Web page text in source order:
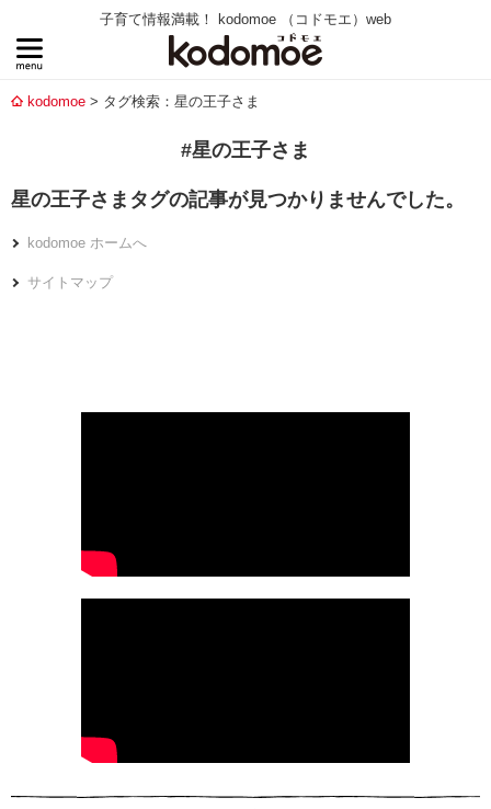
子育て情報満載！ kodomoe （コドモエ）web
kodomoe タグ検索：星の王子さま
#星の王子さま
星の王子さまタグの記事が見つかりませんでした。
kodomoe ホームへ
サイトマップ